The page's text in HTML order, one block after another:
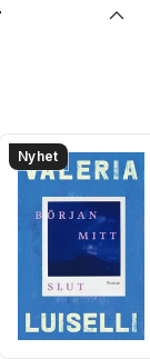
Nyhet